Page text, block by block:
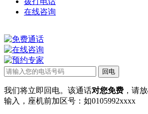
在线咨询
我们将立即回电。该通话对您免费 ，请
输入，座机前加区号：如0105992xxxx